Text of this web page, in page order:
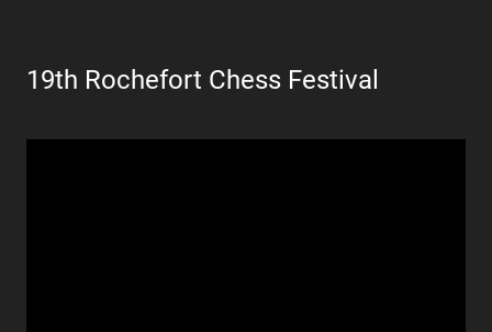
19th Rochefort Chess Festival